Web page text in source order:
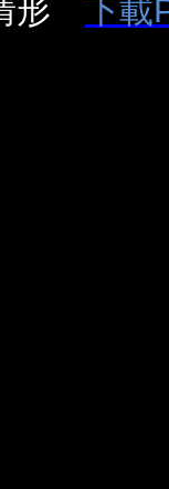
形 下載